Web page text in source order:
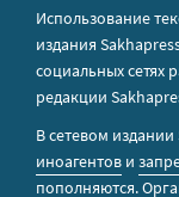
Использование
издания
социальных сетях
редакции
В сетевом
иноагентов и
пополняются.